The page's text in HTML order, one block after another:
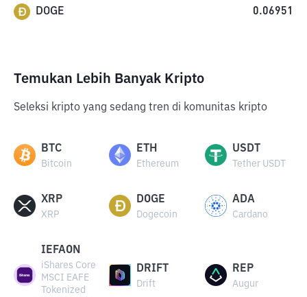
DOGE 0.06951
Temukan Lebih Banyak Kripto
Seleksi kripto yang sedang tren di komunitas kripto
BTC
Bitcoin
ETH
Ethereum
USDT
Tether USDT
XRP
XRP
DOGE
Dogecoin
ADA
Cardano
IEFAON
iShares Core
MSCI EAFE
Tokenized
DRIFT
Drift
REP
Augur